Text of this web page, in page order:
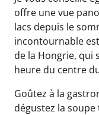
offre une vue
lacs depuis le
incontournable
de la Hongrie, qui
heure du centre
Goûtez à la
dégustez la